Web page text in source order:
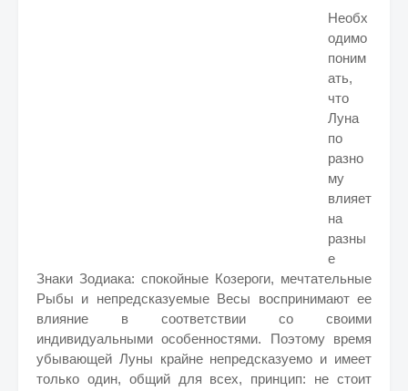
Необх
одимо
поним
ать,
что
Луна
по
разно
му
влияет
на
разны
е
Знаки Зодиака: спокойные Козероги, мечтательные
Рыбы и непредсказуемые Весы воспринимают ее
влияние в соответствии со своими
индивидуальными особенностями. Поэтому время
убывающей Луны крайне непредсказуемо и имеет
только один, общий для всех, принцип: не стоит